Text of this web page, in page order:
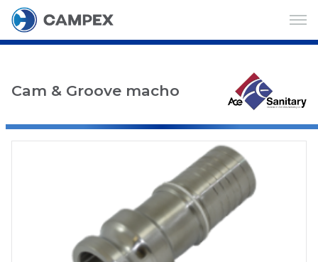
Cam & Groove macho